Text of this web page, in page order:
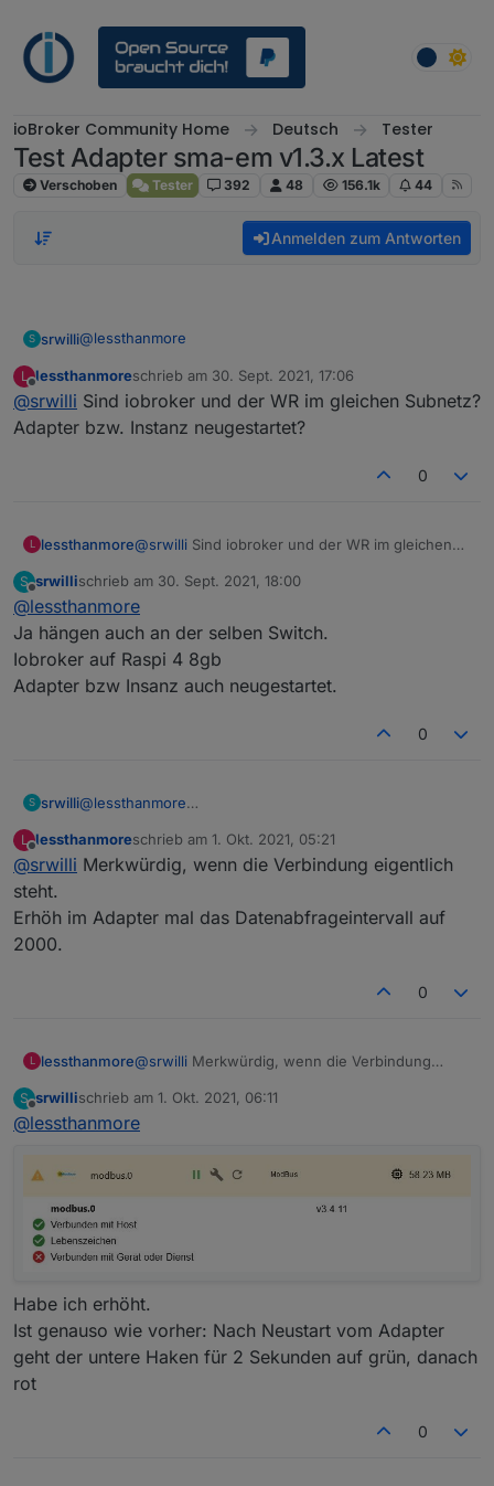
ioBroker Community Home Deutsch Tester
Test Adapter sma-em v1.3.x Latest
Verschoben Tester 392 48 156.1k 44
Anmelden zum Antworten
S srwilli@lessthanmore
modbus.0
2021-09-30 18:25:01.361	info
modbus.0
2021-09-30 18:25:00.360	error	Client
modbus.0
L
Offline
lessthanmoreschrieb am 30. Sept. 2021, 17:06
zuletzt editiert von
@srwilli Sind iobroker und der WR im gleichen Subnetz?
Adapter bzw. Instanz neugestartet?
0
L lessthanmore@srwilli Sind iobroker und der WR im gleichen
Adapter bzw. Instanz neugestartet?
S
Offline
srwillischrieb am 30. Sept. 2021, 18:00
zuletzt editiert von
@lessthanmore
Ja hängen auch an der selben Switch.
Iobroker auf Raspi 4 8gb
Adapter bzw Insanz auch neugestartet.
0
S srwilli@lessthanmore
Iobroker auf Raspi 4 8gb
Adapter bzw Insanz auch neugestartet.
L
Offline
lessthanmoreschrieb am 1. Okt. 2021, 05:21
zuletzt editiert von
@srwilli Merkwürdig, wenn die Verbindung eigentlich
steht.
Erhöh im Adapter mal das Datenabfrageintervall auf
2000.
0
L lessthanmore@srwilli Merkwürdig, wenn die Verbindung
Erhöh im Adapter mal das Datenabfrageintervall
auf 2000.
S
Offline
srwillischrieb am 1. Okt. 2021, 06:11
zuletzt editiert von
@lessthanmore
Habe ich erhöht.
Ist genauso wie vorher: Nach Neustart vom Adapter
geht der untere Haken für 2 Sekunden auf grün, danach
rot
0